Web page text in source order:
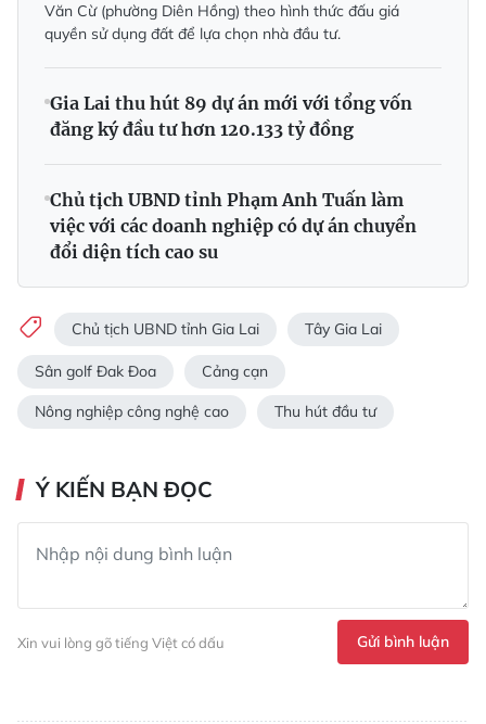
Văn Cừ (phường Diên Hồng) theo hình thức đấu giá
quyền sử dụng đất để lựa chọn nhà đầu tư.
Gia Lai thu hút 89 dự án mới với tổng vốn
đăng ký đầu tư hơn 120.133 tỷ đồng
Chủ tịch UBND tỉnh Phạm Anh Tuấn làm
việc với các doanh nghiệp có dự án chuyển
đổi diện tích cao su
Chủ tịch UBND tỉnh Gia Lai Tây Gia Lai
Sân golf Đak Đoa Cảng cạn
Nông nghiệp công nghệ cao Thu hút đầu tư
Ý KIẾN BẠN ĐỌC
Xin vui lòng gõ tiếng Việt có dấu Gửi bình luận